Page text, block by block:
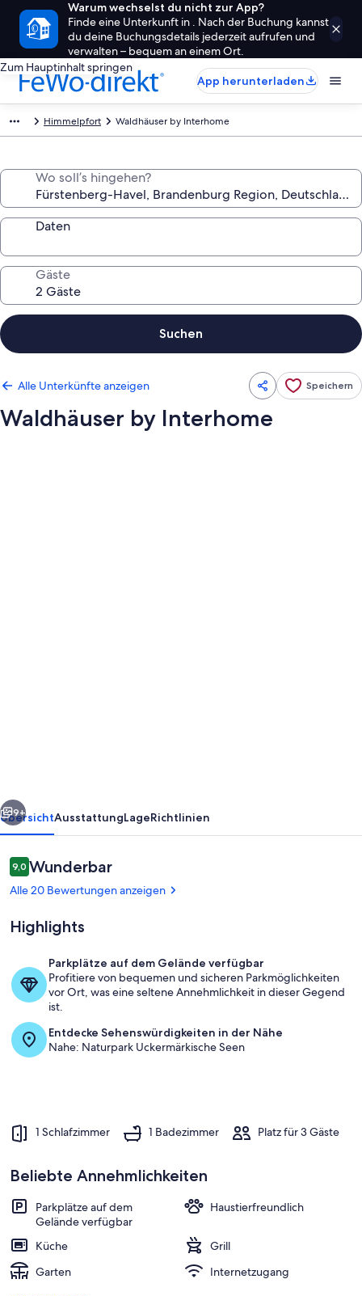
Warum wechselst du nicht zur App?
Finde eine Unterkunft in . Nach der Buchung kannst
du deine Buchungsdetails jederzeit aufrufen und
verwalten – bequem an einem Ort.
Zum Hauptinhalt springen
App herunterladen
Himmelpfort Waldhäuser by Interhome
Wo soll’s hingehen?
Daten
Gäste
Suchen
Alle Unterkünfte anzeigen Speichern
Waldhäuser by Interhome
Speisen im Freien
Weiter
9+
ÜbersichtAusstattungLageRichtlinien
Bewertungen
9,09,0 von 10.
Wunderbar
Alle 20 Bewertungen anzeigen
Highlights
Parkplätze auf dem Gelände verfügbar
Profitiere von bequemen und sicheren Parkmöglichkeiten
vor Ort, was eine seltene Annehmlichkeit in dieser Gegend
ist.
Entdecke Sehenswürdigkeiten in der Nähe
Nahe: Naturpark Uckermärkische Seen
1 Schlafzimmer 1 Badezimmer Platz für 3 Gäste
Beliebte Annehmlichkeiten
Parkplätze auf dem
Gelände verfügbar
Haustierfreundlich
Küche
Grill
Garten
Internetzugang